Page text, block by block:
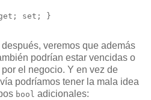
set; }
veremos que además
podrían estar vencidas o
el negocio. Y en vez de
podríamos tener la mala idea
bool adicionales: